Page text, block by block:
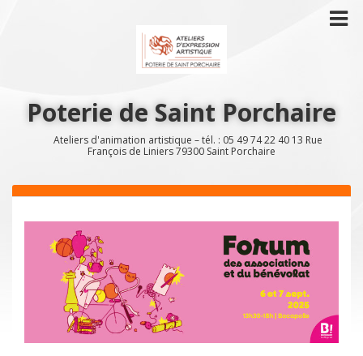
Poterie de Saint Porchaire
Ateliers d'animation artistique – tél. : 05 49 74 22 40 13 Rue
François de Liniers 79300 Saint Porchaire